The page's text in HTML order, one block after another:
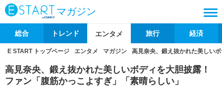
マガジン
総合 トレンド エンタメ 旅行 経済
E START トップページ エンタメ マガジン 高見奈央、鍛え抜かれた美しい
高見奈央、鍛え抜かれた美しいボディを大胆披露！
ファン「腹筋かっこよすぎ」「素晴らしい」